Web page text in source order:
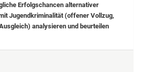
Erfolgschancen alternativer
Jugendkriminalität (offener Vollzug,
analysieren und beurteilen